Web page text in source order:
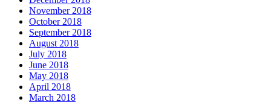
November 2018
October 2018
September 2018
August 2018
July 2018
June 2018
May 2018
April 2018
March 2018